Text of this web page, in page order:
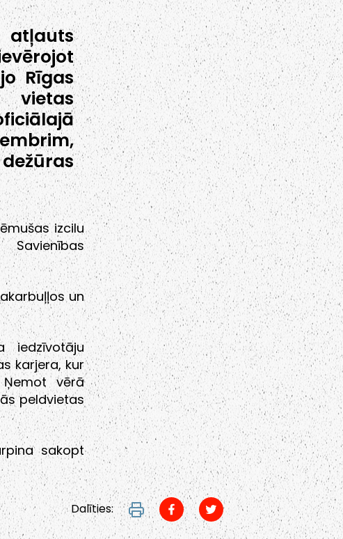
Rīgas
vietas
izcilu
un
iedzīvotāju
karjera, kur
vērā
peldvietas
sakopt
Dalīties: